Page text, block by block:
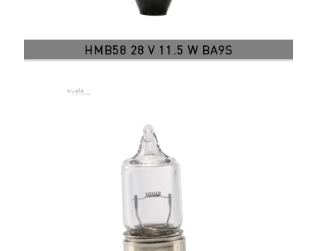
HMB58 28 V 11.5 W BA9S